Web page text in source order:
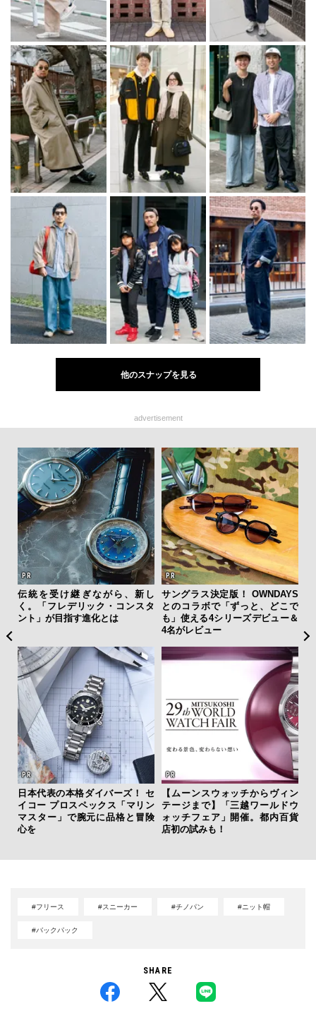
他のスナップを見る
advertisement
伝統を受け継ぎながら、新し
く。「フレデリック・コンスタ
ント」が目指す進化とは
サングラス決定版！ OWNDAYS
とのコラボで「ずっと、どこで
も」使える4シリーズデビュー＆
4名がレビュー
日本代表の本格ダイバーズ！ セ
イコー プロスペックス「マリン
マスター」で腕元に品格と冒険
心を
【ムーンスウォッチからヴィン
テージまで】「三越ワールドウ
ォッチフェア」開催。都内百貨
店初の試みも！
#フリース #スニーカー #チノパン #ニット帽
#バックパック
SHARE